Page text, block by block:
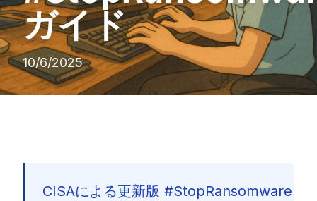
ガイド
10/6/2025
CISAによる更新版 #StopRansomware